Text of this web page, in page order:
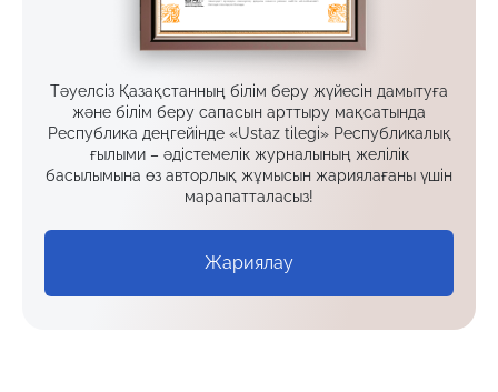
Тәуелсіз Қазақстанның білім беру жүйесін дамытуға
және білім беру сапасын арттыру мақсатында
Республика деңгейінде «Ustaz tilegi» Республикалық
ғылыми – әдістемелік журналының желілік
басылымына өз авторлық жұмысын жариялағаны үшін
марапатталасыз!
Жариялау